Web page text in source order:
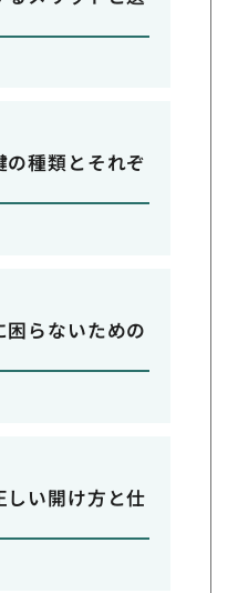
種類とそれぞ
困らないための
しい開け方と仕